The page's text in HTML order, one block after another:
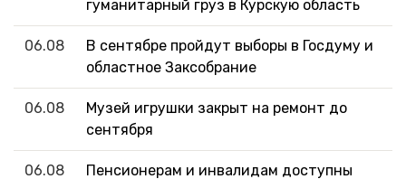
гуманитарный груз в Курскую область
06.08
В сентябре пройдут выборы в Госдуму и
областное Заксобрание
06.08
Музей игрушки закрыт на ремонт до
сентября
06.08
Пенсионерам и инвалидам доступны